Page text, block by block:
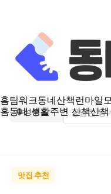
홈팀워크동네산책런마일
홈동네 생활주변 산책산
성주읍
맛집 추천